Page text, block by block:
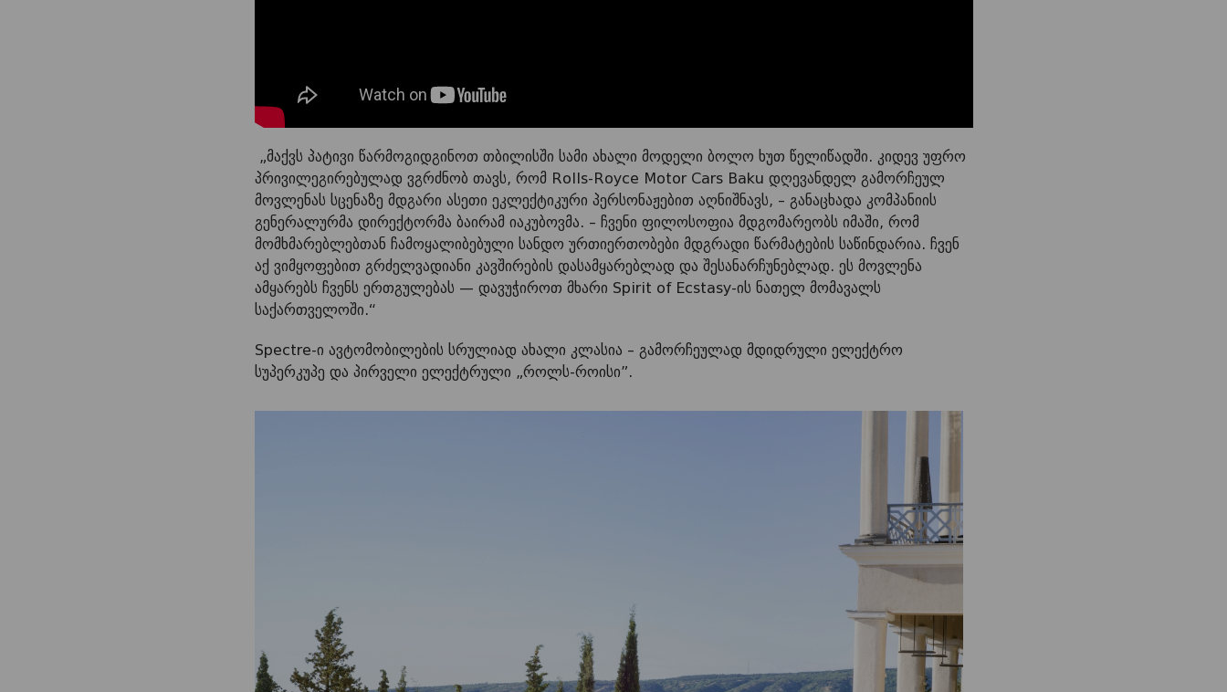
„მაქვს პატივი წარმოგიდგინოთ თბილისში სამი ახალი მოდელი ბოლო ხუთ წელიწადში. კიდევ უფრო
პრივილეგირებულად ვგრძნობ თავს, რომ Rolls-Royce Motor Cars Baku დღევანდელ გამორჩეულ
მოვლენას სცენაზე მდგარი ასეთი ეკლექტიკური პერსონაჟებით აღნიშნავს, – განაცხადა კომპანიის
გენერალურმა დირექტორმა ბაირამ იაკუბოვმა. – ჩვენი ფილოსოფია მდგომარეობს იმაში, რომ
მომხმარებლებთან ჩამოყალიბებული სანდო ურთიერთობები მდგრადი წარმატების საწინდარია. ჩვენ
აქ ვიმყოფებით გრძელვადიანი კავშირების დასამყარებლად და შესანარჩუნებლად. ეს მოვლენა
ამყარებს ჩვენს ერთგულებას — დავუჭიროთ მხარი Spirit of Ecstasy-ის ნათელ მომავალს
საქართველოში.“
Spectre-ი ავტომობილების სრულიად ახალი კლასია – გამორჩეულად მდიდრული ელექტრო
სუპერკუპე და პირველი ელექტრული „როლს-როისი”.